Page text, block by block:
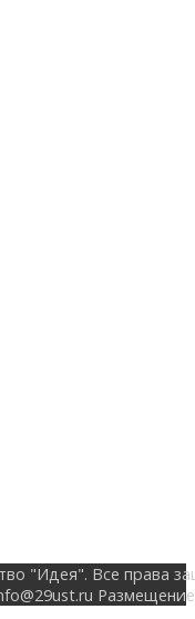
"Идея". Все права